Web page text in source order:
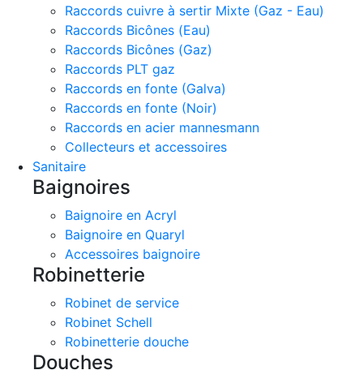
Raccords cuivre à sertir Mixte (Gaz - Eau)
Raccords Bicônes (Eau)
Raccords Bicônes (Gaz)
Raccords PLT gaz
Raccords en fonte (Galva)
Raccords en fonte (Noir)
Raccords en acier mannesmann
Collecteurs et accessoires
Sanitaire
Baignoires
Baignoire en Acryl
Baignoire en Quaryl
Accessoires baignoire
Robinetterie
Robinet de service
Robinet Schell
Robinetterie douche
Douches